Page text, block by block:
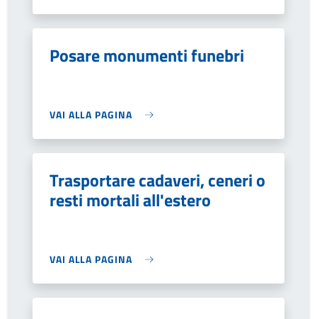
Posare monumenti funebri
VAI ALLA PAGINA
Trasportare cadaveri, ceneri o
resti mortali all'estero
VAI ALLA PAGINA